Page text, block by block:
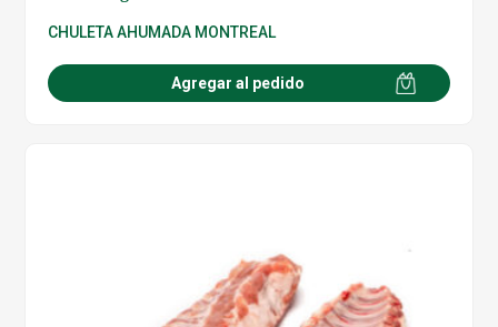
CHULETA AHUMADA MONTREAL
Agregar al pedido